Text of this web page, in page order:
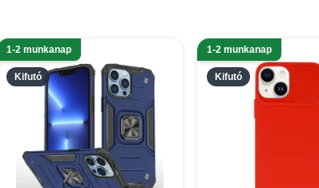
Kifutó
1-2 munkanap
Kifutó
1-2 munkanap